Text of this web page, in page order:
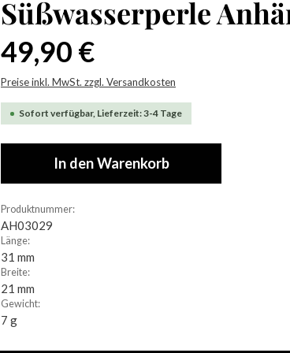
Süßwasserperle
49,90 €
Preise inkl. MwSt. zzgl. Versandkosten
Sofort verfügbar, Lieferzeit: 3-4 Tage
In den Warenkorb
Produktnummer:
AH03029
Länge:
31 mm
Breite:
21 mm
Gewicht:
7 g